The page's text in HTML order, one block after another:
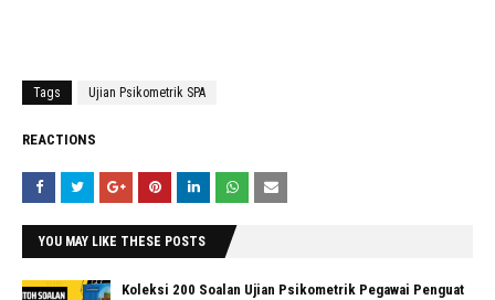
Tags Ujian Psikometrik SPA
REACTIONS
YOU MAY LIKE THESE POSTS
Koleksi 200 Soalan Ujian Psikometrik Pegawai Penguat